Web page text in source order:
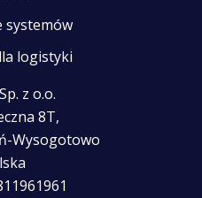
systemów
logistyki
z o.o.
8T,
Wysogotowo